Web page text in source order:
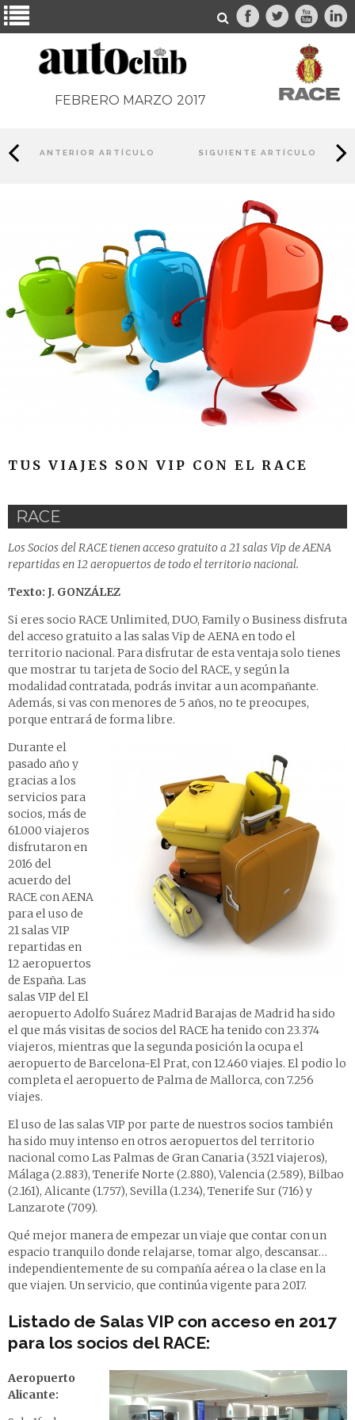
FEBRERO MARZO 2017
ANTERIOR ARTÍCULO SIGUIENTE ARTÍCULO
TUS VIAJES SON VIP CON EL RACE
RACE
Los Socios del RACE tienen acceso gratuito a 21 salas Vip de AENA
repartidas en 12 aeropuertos de todo el territorio nacional.
Texto: J. GONZÁLEZ
Si eres socio RACE Unlimited, DUO, Family o Business disfruta
del acceso gratuito a las salas Vip de AENA en todo el
territorio nacional. Para disfrutar de esta ventaja solo tienes
que mostrar tu tarjeta de Socio del RACE, y según la
modalidad contratada, podrás invitar a un acompañante.
Además, si vas con menores de 5 años, no te preocupes,
porque entrará de forma libre.
Durante el
pasado año y
gracias a los
servicios para
socios, más de
61.000 viajeros
disfrutaron en
2016 del
acuerdo del
RACE con AENA
para el uso de
21 salas VIP
repartidas en
12 aeropuertos
de España. Las
salas VIP del El
aeropuerto Adolfo Suárez Madrid Barajas de Madrid ha sido
el que más visitas de socios del RACE ha tenido con 23.374
viajeros, mientras que la segunda posición la ocupa el
aeropuerto de Barcelona-El Prat, con 12.460 viajes. El podio lo
completa el aeropuerto de Palma de Mallorca, con 7.256
viajes.
El uso de las salas VIP por parte de nuestros socios también
ha sido muy intenso en otros aeropuertos del territorio
nacional como Las Palmas de Gran Canaria (3.521 viajeros),
Málaga (2.883), Tenerife Norte (2.880), Valencia (2.589), Bilbao
(2.161), Alicante (1.757), Sevilla (1.234), Tenerife Sur (716) y
Lanzarote (709).
Qué mejor manera de empezar un viaje que contar con un
espacio tranquilo donde relajarse, tomar algo, descansar…
independientemente de su compañía aérea o la clase en la
que viajen. Un servicio, que continúa vigente para 2017.
Listado de Salas VIP con acceso en 2017
para los socios del RACE:
Aeropuerto
Alicante: